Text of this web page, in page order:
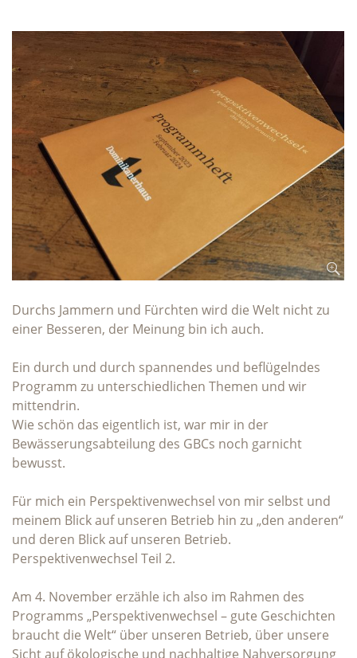
Durchs Jammern und Fürchten wird die Welt nicht zu
einer Besseren, der Meinung bin ich auch.
Ein durch und durch spannendes und beflügelndes
Programm zu unterschiedlichen Themen und wir
mittendrin.
Wie schön das eigentlich ist, war mir in der
Bewässerungsabteilung des GBCs noch garnicht
bewusst.
Für mich ein Perspektivenwechsel von mir selbst und
meinem Blick auf unseren Betrieb hin zu „den anderen“
und deren Blick auf unseren Betrieb.
Perspektivenwechsel Teil 2.
Am 4. November erzähle ich also im Rahmen des
Programms „Perspektivenwechsel – gute Geschichten
braucht die Welt“ über unseren Betrieb, über unsere
Sicht auf ökologische und nachhaltige Nahversorgung